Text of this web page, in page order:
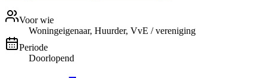
Voor wie
Woningeigenaar, Huurder, VvE / vereniging
Periode
Doorlopend